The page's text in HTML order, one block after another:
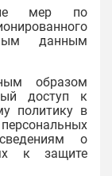
мер по
данным
образом
доступ к
политику в
о
к защите